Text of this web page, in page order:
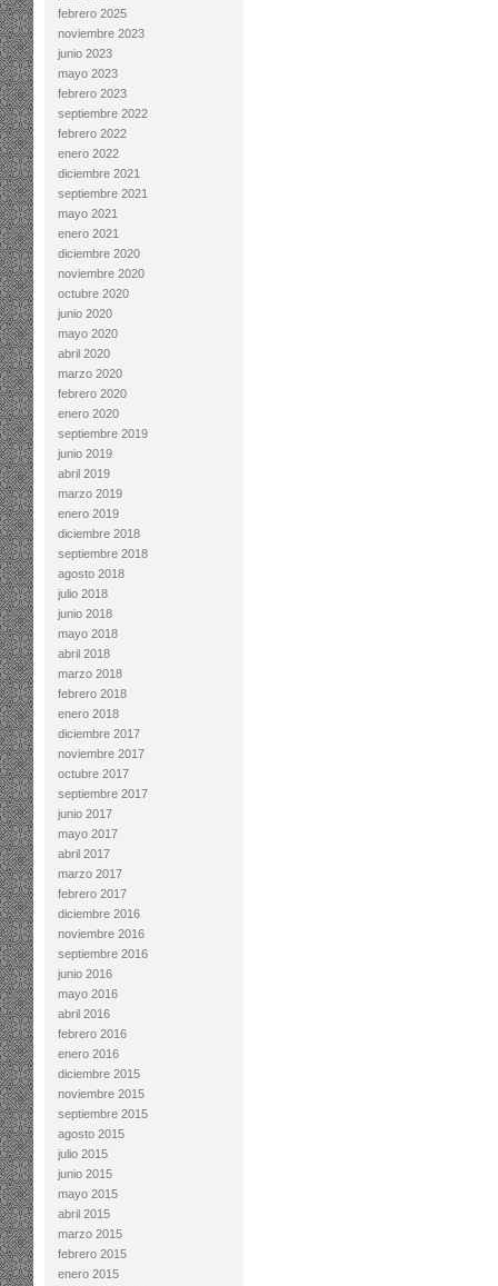
febrero 2025
noviembre 2023
junio 2023
mayo 2023
febrero 2023
septiembre 2022
febrero 2022
enero 2022
diciembre 2021
septiembre 2021
mayo 2021
enero 2021
diciembre 2020
noviembre 2020
octubre 2020
junio 2020
mayo 2020
abril 2020
marzo 2020
febrero 2020
enero 2020
septiembre 2019
junio 2019
abril 2019
marzo 2019
enero 2019
diciembre 2018
septiembre 2018
agosto 2018
julio 2018
junio 2018
mayo 2018
abril 2018
marzo 2018
febrero 2018
enero 2018
diciembre 2017
noviembre 2017
octubre 2017
septiembre 2017
junio 2017
mayo 2017
abril 2017
marzo 2017
febrero 2017
diciembre 2016
noviembre 2016
septiembre 2016
junio 2016
mayo 2016
abril 2016
febrero 2016
enero 2016
diciembre 2015
noviembre 2015
septiembre 2015
agosto 2015
julio 2015
junio 2015
mayo 2015
abril 2015
marzo 2015
febrero 2015
enero 2015